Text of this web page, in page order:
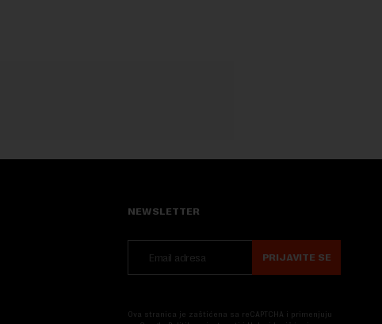
NEWSLETTER
PRIJAVITE SE
Ova stranica je zaštićena sa reCAPTCHA i primenjuju